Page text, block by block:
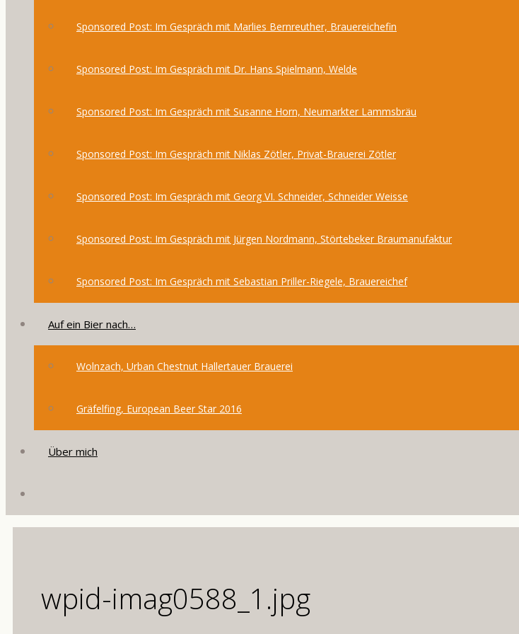
Sponsored Post: Im Gespräch mit Marlies Bernreuther, Brauereichefin
Sponsored Post: Im Gespräch mit Dr. Hans Spielmann, Welde
Sponsored Post: Im Gespräch mit Susanne Horn, Neumarkter Lammsbräu
Sponsored Post: Im Gespräch mit Niklas Zötler, Privat-Brauerei Zötler
Sponsored Post: Im Gespräch mit Georg VI. Schneider, Schneider Weisse
Sponsored Post: Im Gespräch mit Jürgen Nordmann, Störtebeker Braumanufaktur
Sponsored Post: Im Gespräch mit Sebastian Priller-Riegele, Brauereichef
Auf ein Bier nach…
Wolnzach, Urban Chestnut Hallertauer Brauerei
Gräfelfing, European Beer Star 2016
Über mich
wpid-imag0588_1.jpg